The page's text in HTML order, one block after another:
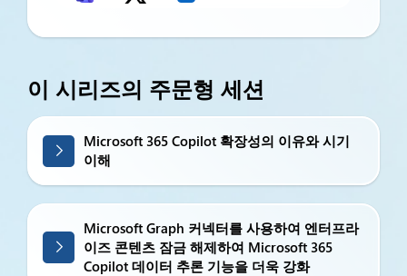
이 시리즈의 주문형 세션
Microsoft 365 Copilot 확장성의 이유와 시기
이해
Microsoft Graph 커넥터를 사용하여 엔터프라
이즈 콘텐츠 잠금 해제하여 Microsoft 365
Copilot 데이터 추론 기능을 더욱 강화